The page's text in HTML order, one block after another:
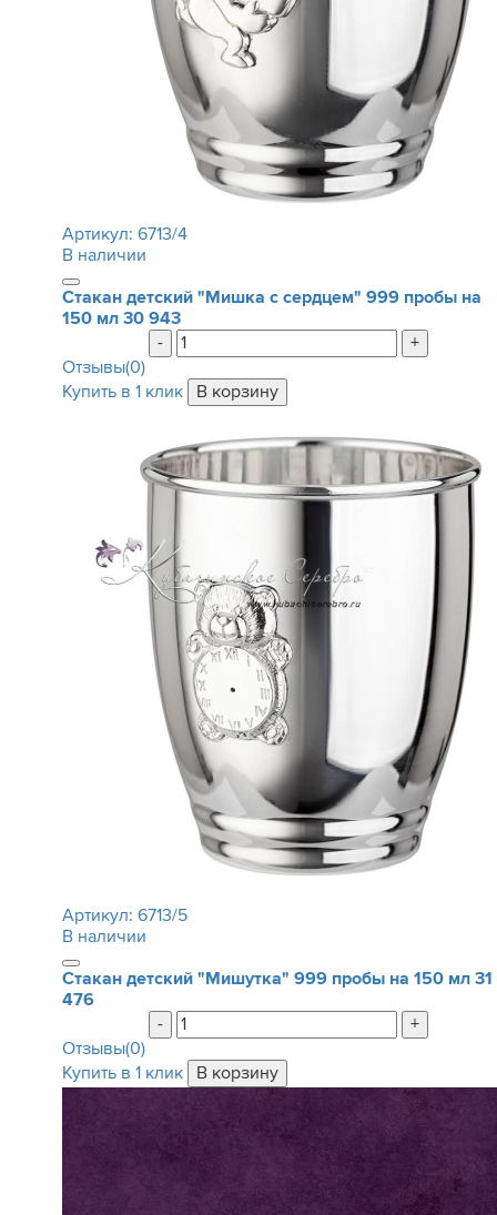
Артикул: 6713/4
В наличии
Стакан детский "Мишка с сердцем" 999 пробы на
150 мл 30 943
-
+
Отзывы(0)
Купить в 1 клик
Артикул: 6713/5
В наличии
Стакан детский "Мишутка" 999 пробы на 150 мл 31
476
-
+
Отзывы(0)
Купить в 1 клик